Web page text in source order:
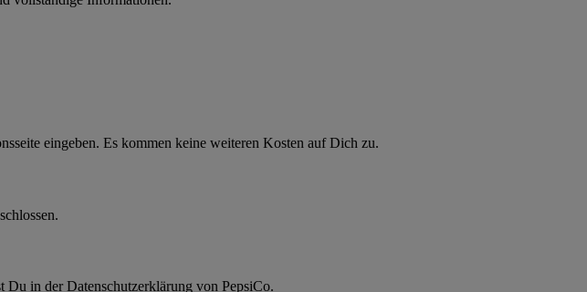
eingeben. Es kommen keine weiteren Kosten auf Dich zu.
in der Datenschutzerklärung von PepsiCo.